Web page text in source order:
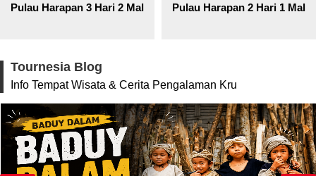
Pulau Harapan 3 Hari 2 Malam Pulau Harapan 2 Hari 1
Tournesia Blog
Info Tempat Wisata & Cerita Pengalaman Kru